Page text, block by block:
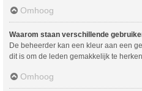
Omhoog
Waarom staan verschillende
De beheerder kan een kleur aan een
dit is om de leden gemakkelijk te
Omhoog